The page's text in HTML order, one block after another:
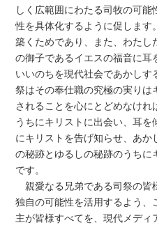
しく広範囲にわたる司牧の可
性を具体化するように促します
築くためであり、また、わたし
の御子であるイエスの福音に耳
いいのちを現代社会であかしす
祭はその奉仕職の究極の実りは
されることを心にとどめなけ
うちにキリストに出会い、耳
にキリストを告げ知らせ、あ
の秘跡とゆるしの秘跡のうち
です。
親愛なる兄弟である司祭の皆
独自の可能性を活用するよう、
主が皆様すべてを、現代メデ